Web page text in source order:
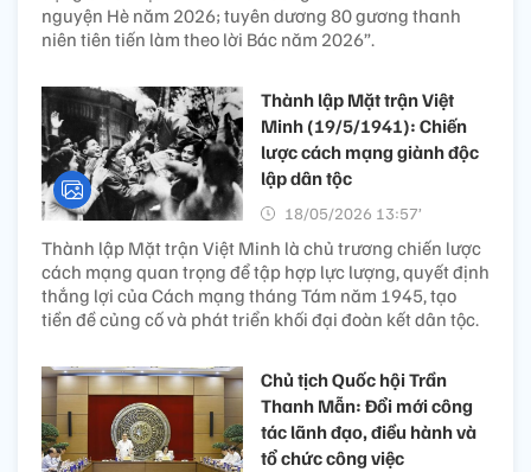
nguyện Hè năm 2026; tuyên dương 80 gương thanh
niên tiên tiến làm theo lời Bác năm 2026”.
Thành lập Mặt trận Việt
Minh (19/5/1941): Chiến
lược cách mạng giành độc
lập dân tộc
18/05/2026 13:57’
Thành lập Mặt trận Việt Minh là chủ trương chiến lược
cách mạng quan trọng để tập hợp lực lượng, quyết định
thắng lợi của Cách mạng tháng Tám năm 1945, tạo
tiền đề củng cố và phát triển khối đại đoàn kết dân tộc.
Chủ tịch Quốc hội Trần
Thanh Mẫn: Đổi mới công
tác lãnh đạo, điều hành và
tổ chức công việc